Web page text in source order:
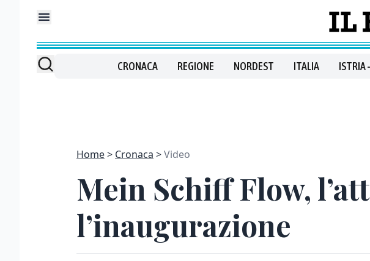
CRONACA REGIONE NORDEST ITALIA ISTRIA
Home Cronaca Video
Mein Schiff Flow,
l’inaugurazione